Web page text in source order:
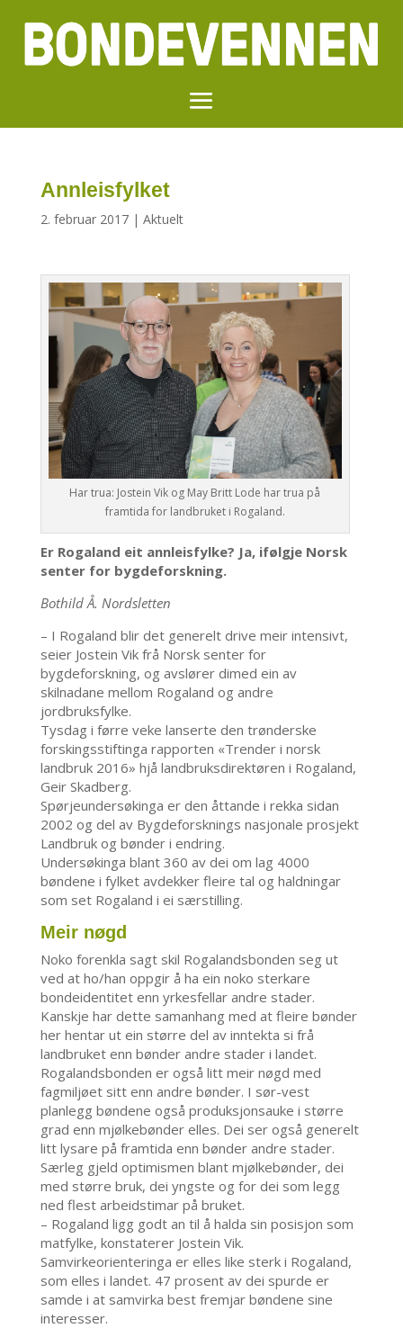
Annleisfylket
2. februar 2017| Aktuelt
Har trua: Jostein Vik og May Britt Lode har trua på
framtida for landbruket i Rogaland.
Er Rogaland eit annleisfylke? Ja, ifølgje Norsk
senter for bygdeforskning.
Bothild Å. Nordsletten
– I Rogaland blir det generelt drive meir intensivt,
seier Jostein Vik frå Norsk senter for
bygdeforskning, og avslører dimed ein av
skilnadane mellom Rogaland og andre
jordbruksfylke.
Tysdag i førre veke lanserte den trønderske
forskingsstiftinga rapporten «Trender i norsk
landbruk 2016» hjå landbruksdirektøren i Rogaland,
Geir Skadberg.
Spørjeundersøkinga er den åttande i rekka sidan
2002 og del av Bygdeforsknings nasjonale prosjekt
Landbruk og bønder i endring.
Undersøkinga blant 360 av dei om lag 4000
bøndene i fylket avdekker fleire tal og haldningar
som set Rogaland i ei særstilling.
Meir nøgd
Noko forenkla sagt skil Rogalandsbonden seg ut
ved at ho/han oppgir å ha ein noko sterkare
bondeidentitet enn yrkesfellar andre stader.
Kanskje har dette samanhang med at fleire bønder
her hentar ut ein større del av inntekta si frå
landbruket enn bønder andre stader i landet.
Rogalandsbonden er også litt meir nøgd med
fagmiljøet sitt enn andre bønder. I sør-vest
planlegg bøndene også produksjonsauke i større
grad enn mjølkebønder elles. Dei ser også generelt
litt lysare på framtida enn bønder andre stader.
Særleg gjeld optimismen blant mjølkebønder, dei
med større bruk, dei yngste og for dei som legg
ned flest arbeidstimar på bruket.
– Rogaland ligg godt an til å halda sin posisjon som
matfylke, konstaterer Jostein Vik.
Samvirkeorienteringa er elles like sterk i Rogaland,
som elles i landet. 47 prosent av dei spurde er
samde i at samvirka best fremjar bøndene sine
interesser.